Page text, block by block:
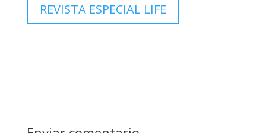
REVISTA ESPECIAL LIFE